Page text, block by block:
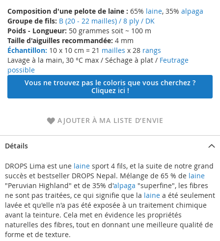
Composition d'une pelote de laine : 65% laine, 35% alpaga
Groupe de fils: B (20 - 22 mailles) / 8 ply / DK
Poids - Longueur: 50 grammes soit ~ 100 m
Taille d'aiguilles recommandée: 4 mm
Échantillon: 10 x 10 cm = 21 mailles x 28 rangs
Lavage à la main, 30 °C max / Séchage à plat / Feutrage
possible
Vous ne trouvez pas le coloris que vous cherchez ?
Cliquez ici !
AJOUTER À MA LISTE D’ENVIE
gallery
Détails
DROPS Lima est une laine sport 4 fils, et la suite de notre grand
succès et bestseller DROPS Nepal. Mélange de 65 % de laine
"Peruvian Highland" et de 35% d'alpaga "superfine", les fibres
ne sont pas traitées, ce qui signifie que la laine a été seulement
lavée et qu'elle n'a pas été exposée à un traitement chimique
avant la teinture. Cela met en évidence les propriétés
naturelles des fibres, tout en donnant une meilleure qualité de
forme et de texture.